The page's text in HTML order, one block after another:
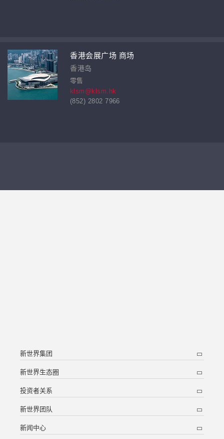
香港会展广场 商场
香港岛
零售
klsm@klsm.hk
(852) 2802 7966
新世界集团
新世界生态圈
投资者关系
新世界团队
新闻中心